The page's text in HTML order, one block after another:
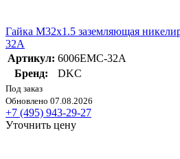
Гайка М32х1.5 заземляющая
32A
Артикул: 6006EMC-32A
Бренд:
DKC
Под заказ
Обновлено 07.08.2026
+7 (495) 943-29-27
Уточнить цену